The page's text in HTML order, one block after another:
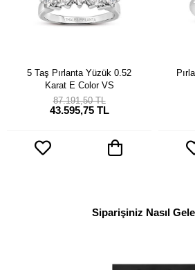
5 Taş Pırlanta Yüzük 0.52
Karat E Color VS
43.595,75 TL
87.191,50 TL
Siparişiniz Nasıl